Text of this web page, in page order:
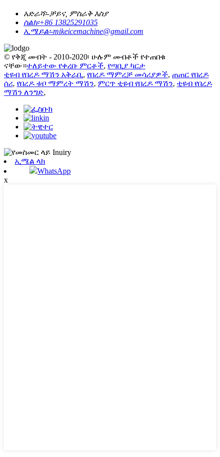
አድራሻ፡-ቻይና, ምስራቅ እስያ
ስልክ፡+86 13825291035
ኢሜይል፡-mikeicemachine@gmail.com
© የቅጂ መብት - 2010-2020፡ ሁሉም መብቶች የተጠበቁ
ናቸው።ተለይተው የቀረቡ ምርቶች, የጣቢያ ካርታ
ቲዩብ የበረዶ ማሽን አቅራቢ, የበረዶ ማምረቻ መሳሪያዎች, ጠጠር የበረዶ
ሰሪ, የበረዶ ቱቦ ማምረት ማሽን, ምርጥ ቲዩብ የበረዶ ማሽን, ቲዩብ የበረዶ
ማሽን ለንግድ,
ኢሜል ላክ
WhatsApp
x